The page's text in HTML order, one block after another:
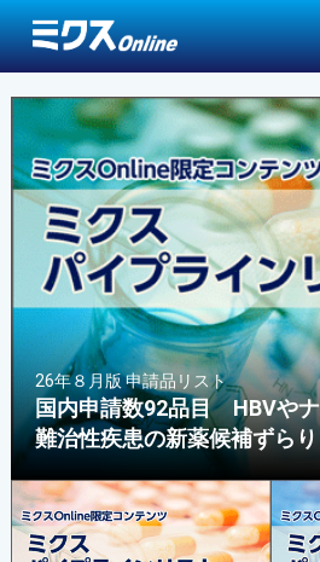
26年８月版 申請品リスト
国内申請数92品目 HBVや
難治性疾患の新薬候補ずらり